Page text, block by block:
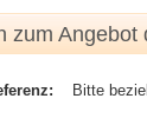
zum Angebot
Bitte